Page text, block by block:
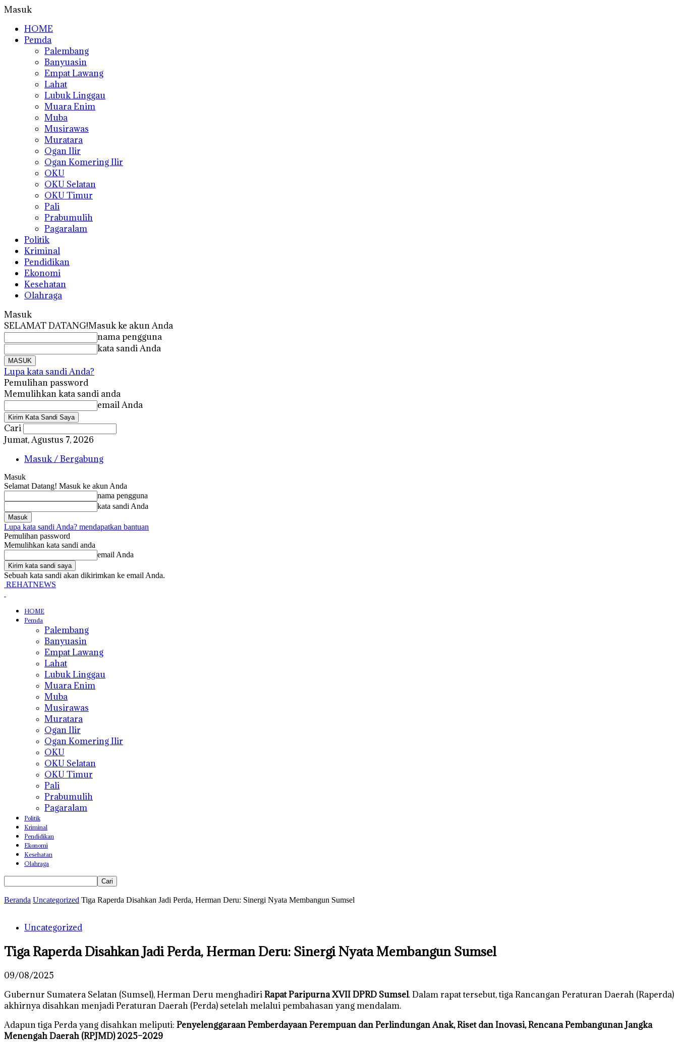
Masuk
HOME
Pemda
Palembang
Banyuasin
Empat Lawang
Lahat
Lubuk Linggau
Muara Enim
Muba
Musirawas
Muratara
Ogan Ilir
Ogan Komering Ilir
OKU
OKU Selatan
OKU Timur
Pali
Prabumulih
Pagaralam
Politik
Kriminal
Pendidikan
Ekonomi
Kesehatan
Olahraga
Masuk
SELAMAT DATANG!Masuk ke akun Anda
nama pengguna
kata sandi Anda
Lupa kata sandi Anda?
Pemulihan password
Memulihkan kata sandi anda
email Anda
Cari
Jumat, Agustus 7, 2026
Masuk / Bergabung
Masuk
Selamat Datang! Masuk ke akun Anda
nama pengguna
kata sandi Anda
Lupa kata sandi Anda? mendapatkan bantuan
Pemulihan password
Memulihkan kata sandi anda
email Anda
Sebuah kata sandi akan dikirimkan ke email Anda.
REHATNEWS
HOME
Pemda
Palembang
Banyuasin
Empat Lawang
Lahat
Lubuk Linggau
Muara Enim
Muba
Musirawas
Muratara
Ogan Ilir
Ogan Komering Ilir
OKU
OKU Selatan
OKU Timur
Pali
Prabumulih
Pagaralam
Politik
Kriminal
Pendidikan
Ekonomi
Kesehatan
Olahraga
Beranda Uncategorized Tiga Raperda Disahkan Jadi Perda, Herman Deru: Sinergi Nyata Membangun Sumsel
Uncategorized
Tiga Raperda Disahkan Jadi Perda, Herman Deru: Sinergi Nyata Membangun Sumsel
09/08/2025
Gubernur Sumatera Selatan (Sumsel), Herman Deru menghadiriRapat Paripurna XVII DPRD Sumsel. Dalam rapat tersebut, tiga Rancangan Peraturan Daerah (Raperda)
akhirnya disahkan menjadi Peraturan Daerah (Perda) setelah melalui pembahasan yang mendalam.
Adapun tiga Perda yang disahkan meliputi: Penyelenggaraan Pemberdayaan Perempuan dan Perlindungan Anak,Riset dan Inovasi,Rencana Pembangunan Jangka
Menengah Daerah (RPJMD) 2025–2029